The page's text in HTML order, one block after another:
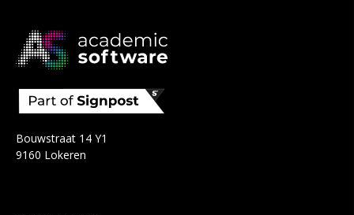
Bouwstraat 14 Y1
9160 Lokeren